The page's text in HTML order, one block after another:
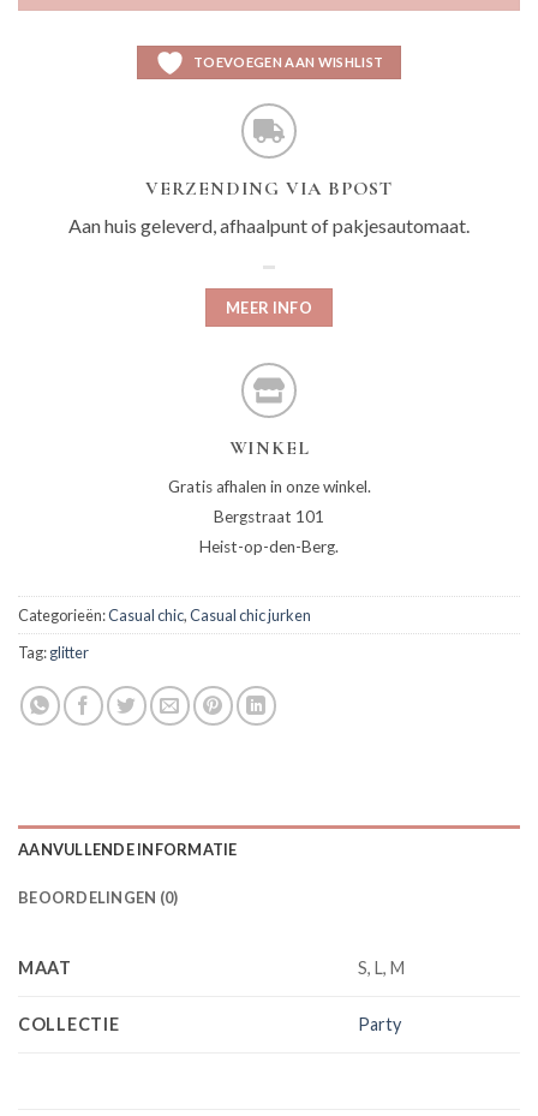
TOEVOEGEN AAN WISHLIST
VERZENDING VIA BPOST
Aan huis geleverd, afhaalpunt of pakjesautomaat.
MEER INFO
WINKEL
Gratis afhalen in onze winkel.
Bergstraat 101
Heist-op-den-Berg.
Categorieën:Casual chic,Casual chic jurken
Tag:glitter
AANVULLENDE INFORMATIE
BEOORDELINGEN (0)
MAAT S, L, M
COLLECTIE Party